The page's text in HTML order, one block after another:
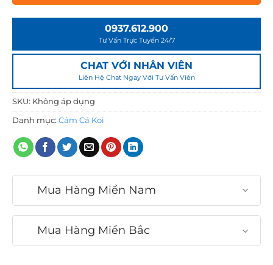
1
5
0
,
0
0
0937.612.900
Tư Vấn Trực Tuyến 24/7
CHAT VỚI NHÂN VIÊN
Liên Hệ Chat Ngay Với Tư Vấn Viên
SKU: Không áp dụng
Danh mục: Cám Cá Koi
Mua Hàng Miền Nam
Mua Hàng Miền Bắc